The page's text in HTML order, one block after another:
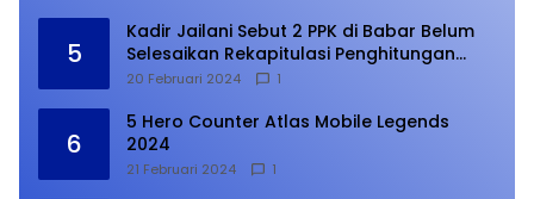
5
Kadir Jailani Sebut 2 PPK di Babar Belum
Selesaikan Rekapitulasi Penghitungan
Suara
20 Februari 2024 1
6
5 Hero Counter Atlas Mobile Legends
2024
21 Februari 2024 1